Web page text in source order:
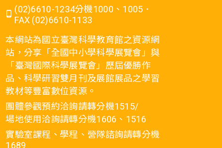
(02)6610-1234分機1000、1005．
FAX (02)6610-1133
本網站為國立臺灣科學教育館之資源網
站，分享「全國中小學科學展覽會」與
「臺灣國際科學展覽會」歷屆優勝作
品、科學研習雙月刊及展館展品之學習
教材等豐富數位資源。
團體參觀預約洽詢請轉分機1515/
場地使用洽詢請轉分機1606、1516
實驗室課程、學程、營隊諮詢請轉分機
1689